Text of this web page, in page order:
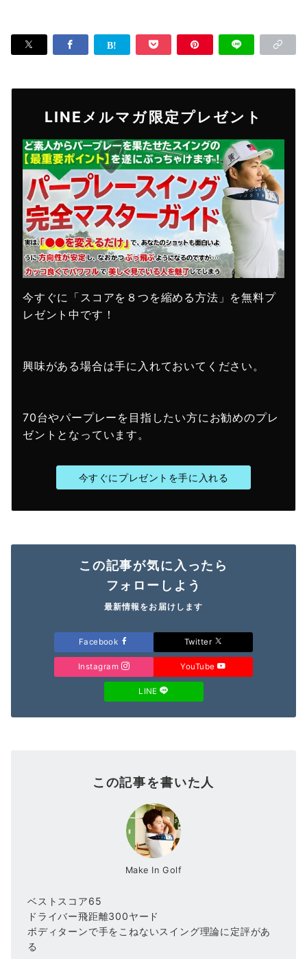
LINEメルマガ限定プレゼント
今すぐに「スコアを８つを縮める方法」を無料プ
レゼント中です！
興味がある場合は手に入れておいてください。
70台やパープレーを目指したい方にお勧めのプレ
ゼントとなっています。
今すぐにプレゼントを手に入れる
この記事が気に入ったら
フォローしよう
最新情報をお届けします
Facebook Twitter
Instagram YouTube
LINE
この記事を書いた人
Make In Golf
ベストスコア65
ドライバー飛距離300ヤード
ボディターンで手をこねないスイング理論に定評があ
る